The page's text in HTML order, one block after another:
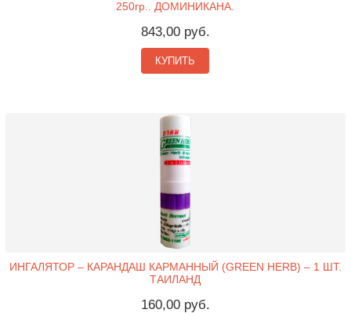
250гр.. ДОМИНИКАНА.
843,00 руб.
КУПИТЬ
ИНГАЛЯТОР – КАРАНДАШ КАРМАННЫЙ (GREEN HERB) – 1 ШТ.
ТАИЛАНД
160,00 руб.